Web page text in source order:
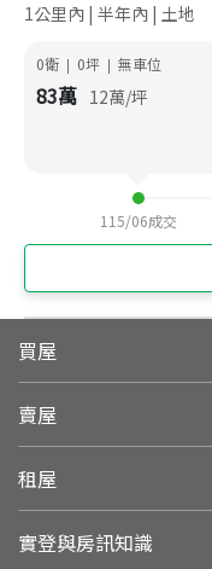
1公里內 | 半年內 | 土地
0衛 | 0坪 | 無車位
83萬 12萬/坪
115/06成交
買屋
賣屋
租屋
實登與房訊知識